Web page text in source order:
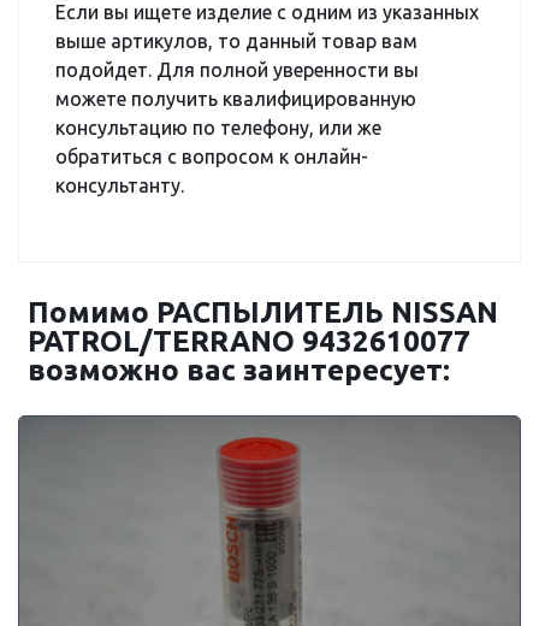
Если вы ищете изделие с одним из указанных
выше артикулов, то данный товар вам
подойдет. Для полной уверенности вы
можете получить квалифицированную
консультацию по телефону, или же
обратиться с вопросом к онлайн-
консультанту.
Помимо РАСПЫЛИТЕЛЬ NISSAN
PATROL/TERRANO 9432610077
возможно вас заинтересует: